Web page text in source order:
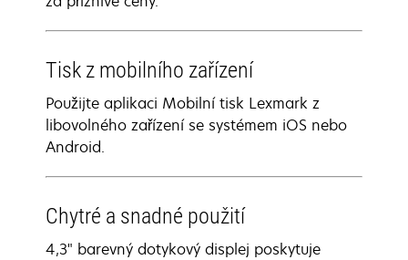
Tisk z mobilního zařízení
Použijte aplikaci Mobilní tisk Lexmark z
libovolného zařízení se systémem iOS nebo
Android.
Chytré a snadné použití
4,3" barevný dotykový displej poskytuje